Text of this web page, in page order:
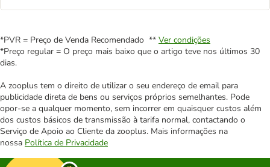
*PVR = Preço de Venda Recomendado ** Ver condições
*Preço regular = O preço mais baixo que o artigo teve nos últimos 30
dias.
A zooplus tem o direito de utilizar o seu endereço de email para
publicidade direta de bens ou serviços próprios semelhantes. Pode
opor-se a qualquer momento, sem incorrer em quaisquer custos além
dos custos básicos de transmissão à tarifa normal, contactando o
Serviço de Apoio ao Cliente da zooplus. Mais informações na
nossa Política de Privacidade